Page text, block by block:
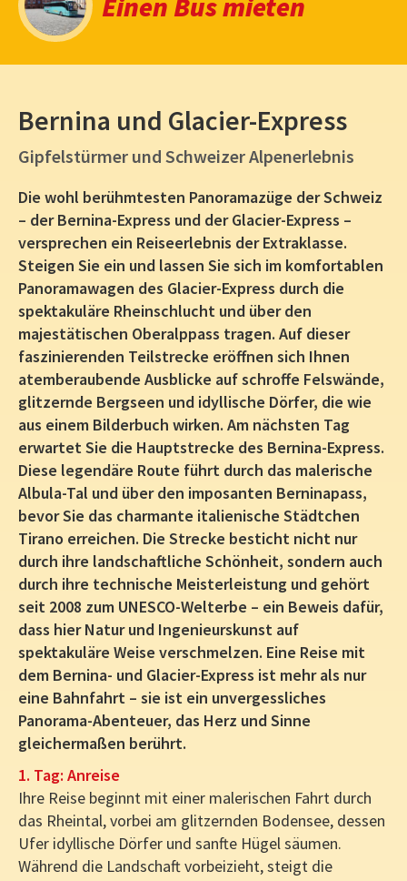
Bernina und Glacier-Express
Gipfelstürmer und Schweizer Alpenerlebnis
Die wohl berühmtesten Panoramazüge der Schweiz
– der Bernina-Express und der Glacier-Express –
versprechen ein Reiseerlebnis der Extraklasse.
Steigen Sie ein und lassen Sie sich im komfortablen
Panoramawagen des Glacier-Express durch die
spektakuläre Rheinschlucht und über den
majestätischen Oberalppass tragen. Auf dieser
faszinierenden Teilstrecke eröffnen sich Ihnen
atemberaubende Ausblicke auf schroffe Felswände,
glitzernde Bergseen und idyllische Dörfer, die wie
aus einem Bilderbuch wirken. Am nächsten Tag
erwartet Sie die Hauptstrecke des Bernina-Express.
Diese legendäre Route führt durch das malerische
Albula-Tal und über den imposanten Berninapass,
bevor Sie das charmante italienische Städtchen
Tirano erreichen. Die Strecke besticht nicht nur
durch ihre landschaftliche Schönheit, sondern auch
durch ihre technische Meisterleistung und gehört
seit 2008 zum UNESCO-Welterbe – ein Beweis dafür,
dass hier Natur und Ingenieurskunst auf
spektakuläre Weise verschmelzen. Eine Reise mit
dem Bernina- und Glacier-Express ist mehr als nur
eine Bahnfahrt – sie ist ein unvergessliches
Panorama-Abenteuer, das Herz und Sinne
gleichermaßen berührt.
1. Tag: Anreise
Ihre Reise beginnt mit einer malerischen Fahrt durch
das Rheintal, vorbei am glitzernden Bodensee, dessen
Ufer idyllische Dörfer und sanfte Hügel säumen.
Während die Landschaft vorbeizieht, steigt die